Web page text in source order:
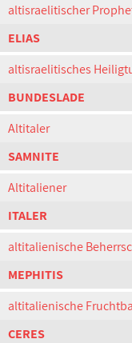
altisraelitischer
ELIAS
altisraelitisches
BUNDESLADE
Altitaler
SAMNITE
Altitaliener
ITALER
altitalienische
MEPHITIS
altitalienische
CERES